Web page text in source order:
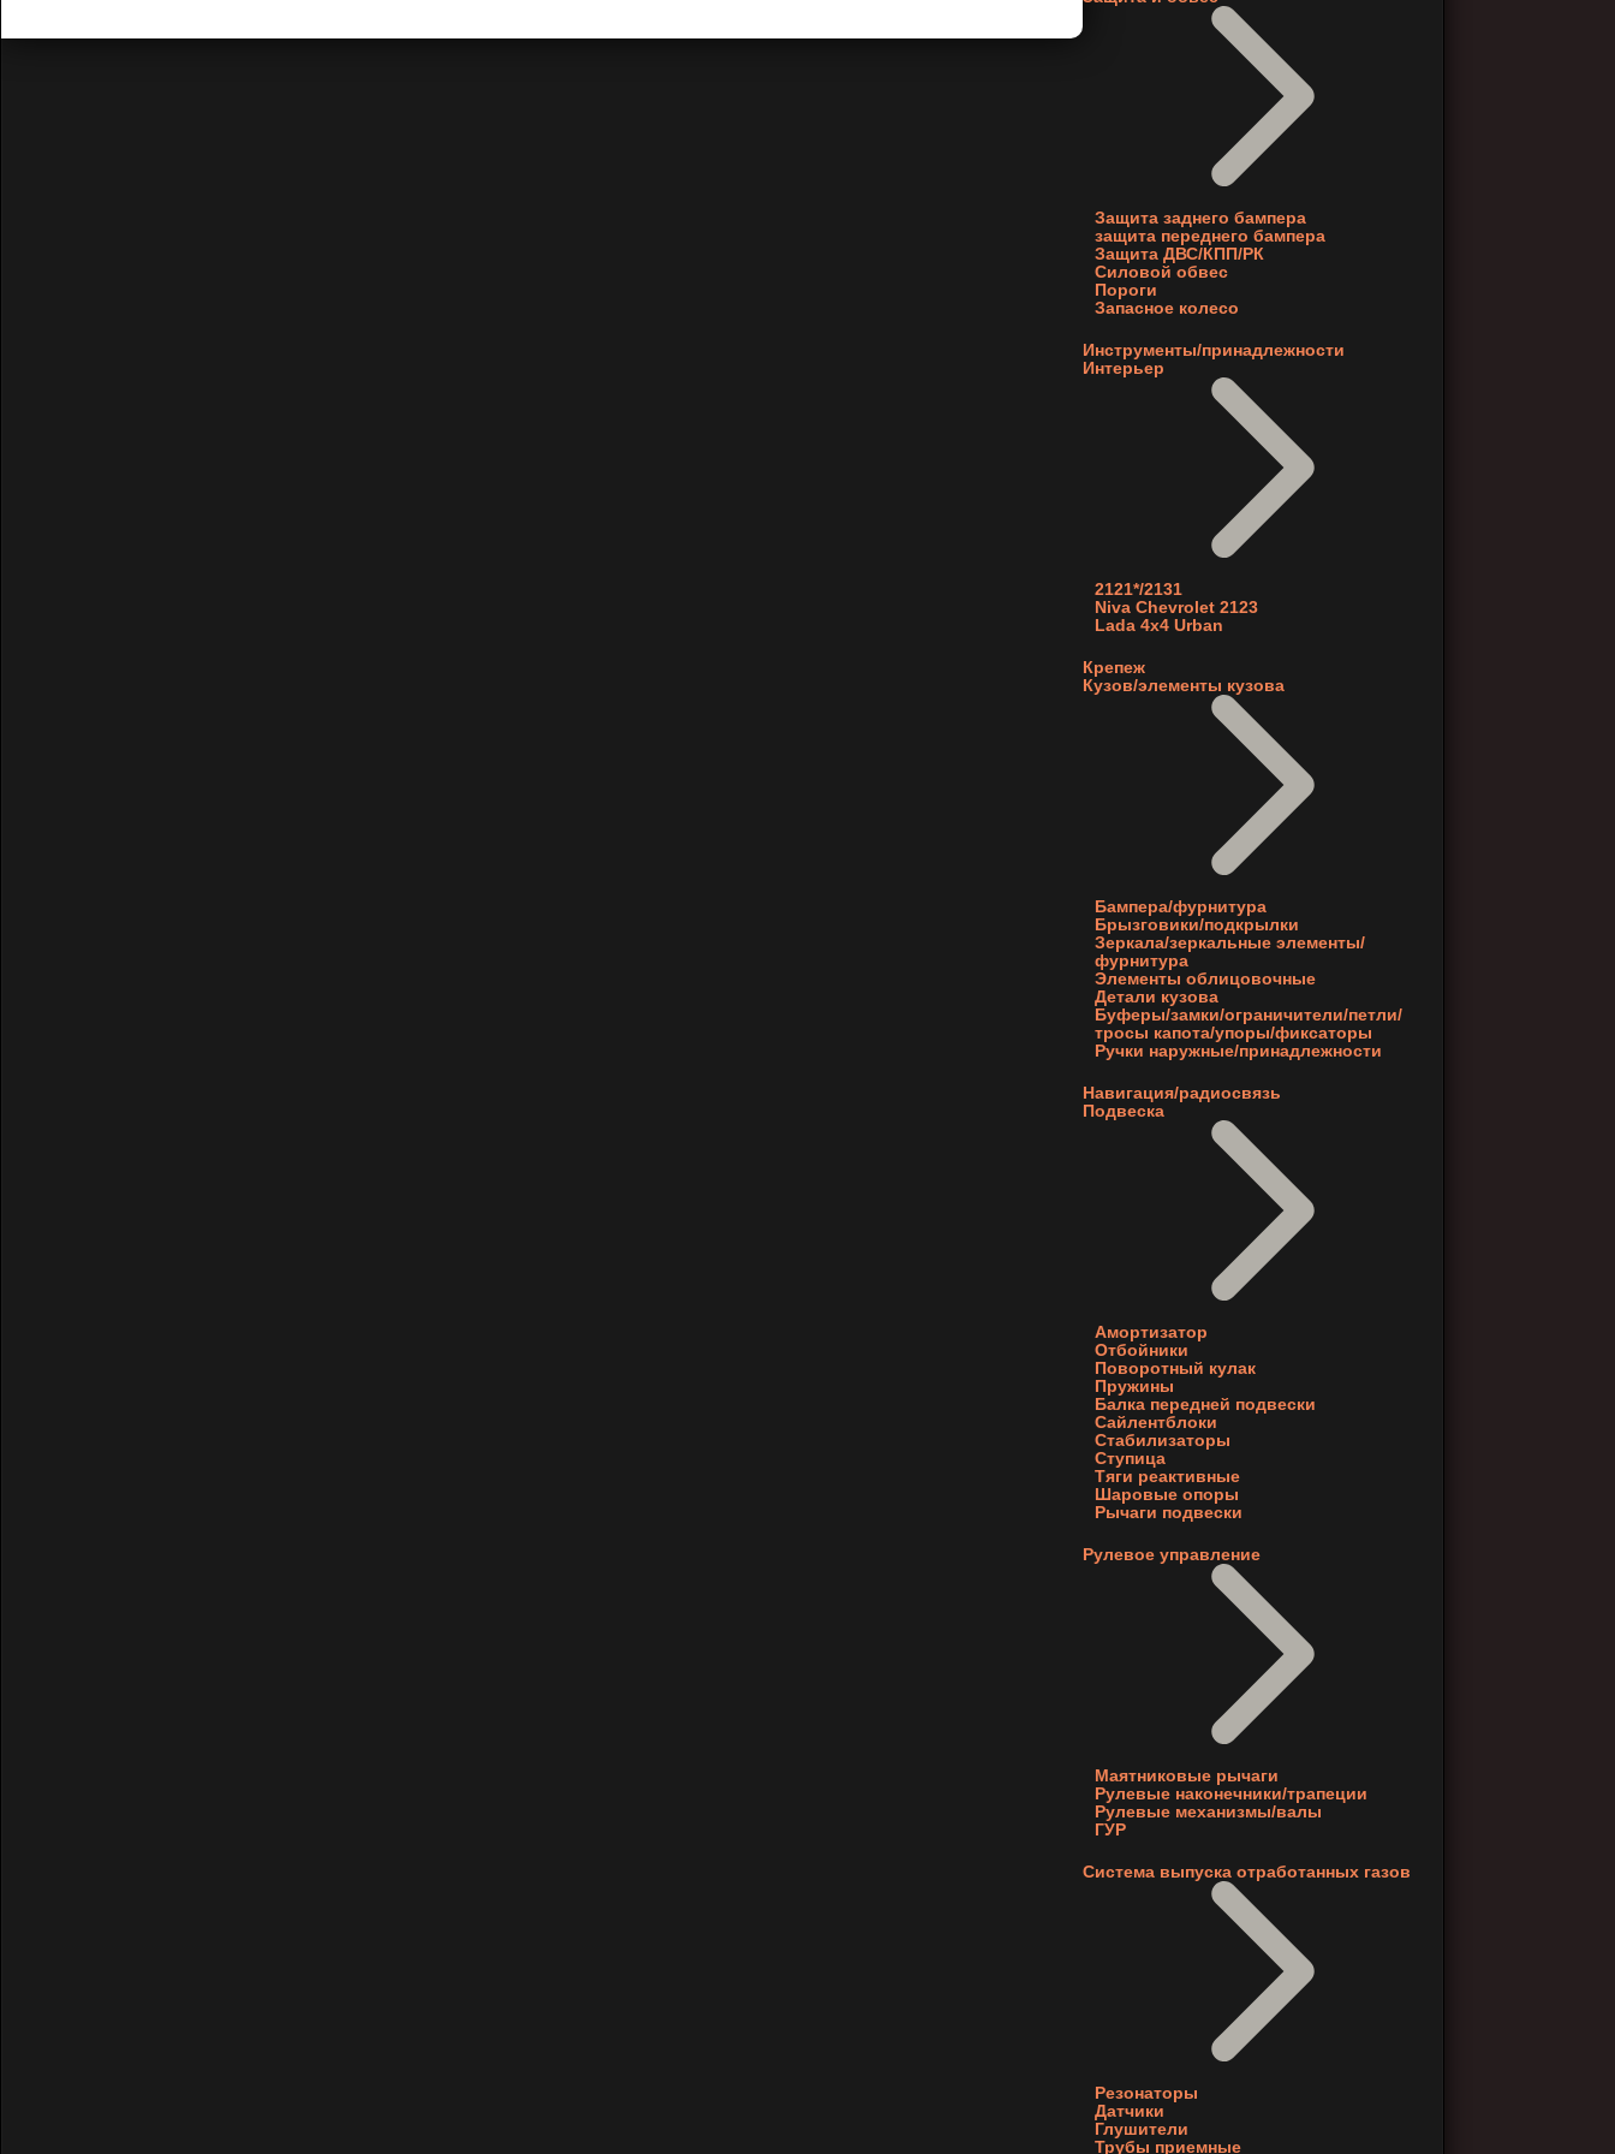
Защита заднего бампера
защита переднего бампера
Защита ДВС/КПП/РК
Силовой обвес
Пороги
Запасное колесо
Инструменты/принадлежности
Интерьер
2121*/2131
Niva Chevrolet 2123
Lada 4x4 Urban
Крепеж
Кузов/элементы кузова
Бампера/фурнитура
Брызговики/подкрылки
Зеркала/зеркальные элементы/
фурнитура
Элементы облицовочные
Детали кузова
Буферы/замки/ограничители/петли/
тросы капота/упоры/фиксаторы
Ручки наружные/принадлежности
Навигация/радиосвязь
Подвеска
Амортизатор
Отбойники
Поворотный кулак
Пружины
Балка передней подвески
Сайлентблоки
Стабилизаторы
Ступица
Тяги реактивные
Шаровые опоры
Рычаги подвески
Рулевое управление
Маятниковые рычаги
Рулевые наконечники/трапеции
Рулевые механизмы/валы
ГУР
Система выпуска отработанных газов
Резонаторы
Датчики
Глушители
Трубы приемные